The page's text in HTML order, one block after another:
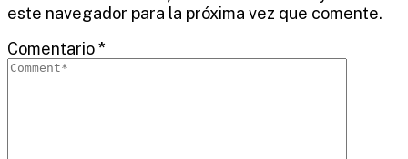
este navegador para la próxima vez que comente.
Comentario*